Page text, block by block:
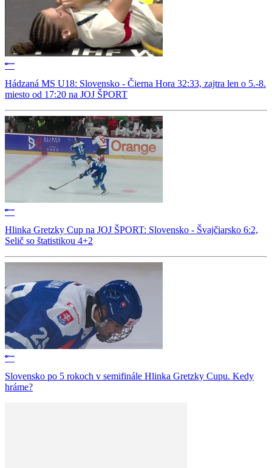
Hádzaná MS U18: Slovensko - Čierna Hora 32:33, zajtra len o 5.-8.
miesto od 17:20 na JOJ ŠPORT
Hlinka Gretzky Cup na JOJ ŠPORT: Slovensko - Švajčiarsko 6:2,
Selič so štatistikou 4+2
Slovensko po 5 rokoch v semifinále Hlinka Gretzky Cupu. Kedy
hráme?